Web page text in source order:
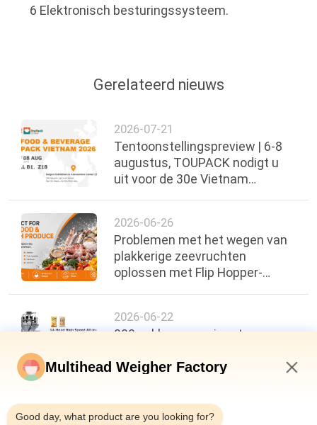
6 Elektronisch besturingssysteem.
Gerelateerd nieuws
2026-07-21
Tentoonstellingspreview | 6-8
augustus, TOUPACK nodigt u
uit voor de 30e Vietnam
2026-06-26
Problemen met het wegen van
plakkerige zeevruchten
oplossen met Flip Hopper-
2026-06-22
200 zakken per minuut,
nieuwe maatstaf voor de
Multihead Weigher Factory
Good day, what product are you looking for?